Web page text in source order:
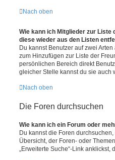
Nach oben
Wie kann ich Mitglieder zur Liste
diese wieder aus den Listen
Du kannst Benutzer auf zwei
zum Hinzufügen zur Liste der
persönlichen Bereich direkt
gleicher Stelle kannst du sie auch
Nach oben
Die Foren durchsuchen
Wie kann ich ein Forum oder
Du kannst die Foren
Übersicht, der Foren- oder
„Erweiterte Suche“-Link